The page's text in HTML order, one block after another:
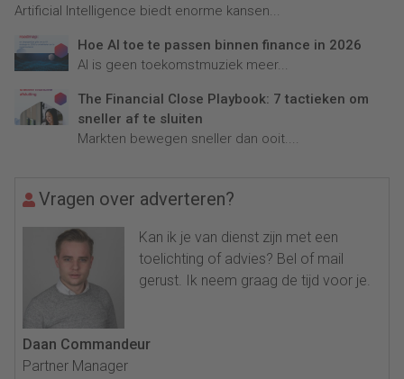
Artificial Intelligence biedt enorme kansen...
Hoe AI toe te passen binnen finance in 2026
AI is geen toekomstmuziek meer...
The Financial Close Playbook: 7 tactieken om
sneller af te sluiten
Markten bewegen sneller dan ooit....
Vragen over adverteren?
Kan ik je van dienst zijn met een
toelichting of advies? Bel of mail
gerust. Ik neem graag de tijd voor je.
Daan Commandeur
Partner Manager